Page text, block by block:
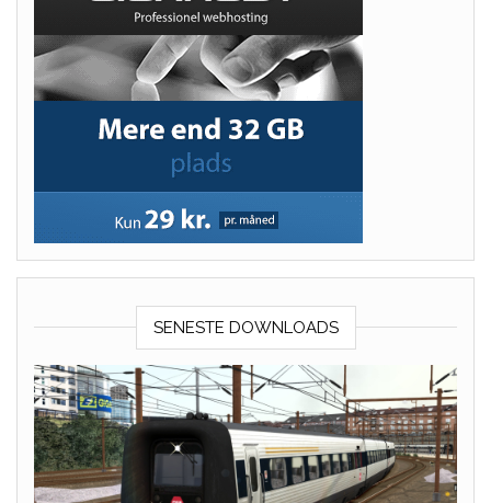
SENESTE DOWNLOADS